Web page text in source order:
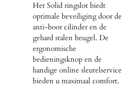
Het Solid ringslot biedt
optimale beveiliging door de
anti-boor cilinder en de
gehard stalen beugel. De
ergonomische
bedieningsknop en de
handige online sleutelservice
bieden u maximaal comfort.